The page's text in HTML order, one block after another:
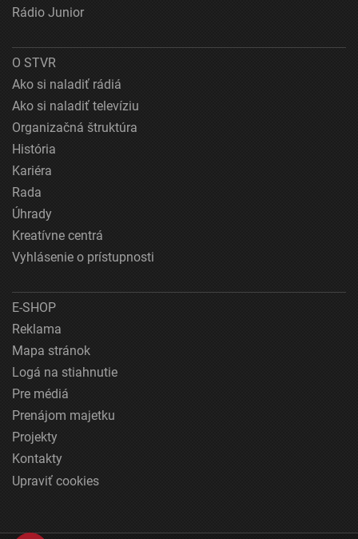
Rádio Junior
O STVR
Ako si naladiť rádiá
Ako si naladiť televíziu
Organizačná štruktúra
História
Kariéra
Rada
Úhrady
Kreatívne centrá
Vyhlásenie o prístupnosti
E-SHOP
Reklama
Mapa stránok
Logá na stiahnutie
Pre médiá
Prenájom majetku
Projekty
Kontakty
Upraviť cookies